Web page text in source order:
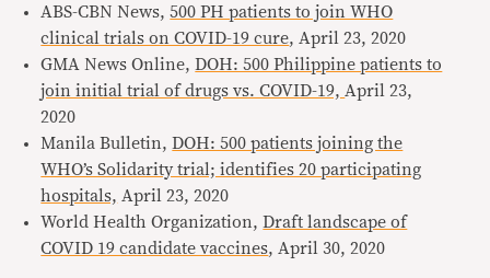
ABS-CBN News,500 PH patients to join WHO
clinical trials on COVID-19 cure, April 23, 2020
GMA News Online,DOH: 500 Philippine patients to
join initial trial of drugs vs. COVID-19, April 23,
2020
Manila Bulletin,DOH: 500 patients joining the
WHO’s Solidarity trial; identifies 20 participating
hospitals, April 23, 2020
World Health Organization,Draft landscape of
COVID 19 candidate vaccines, April 30, 2020